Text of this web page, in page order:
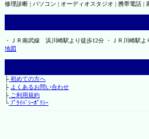
修理診断 | パソコン | オーディオスタジオ | 携帯電話 |
・ＪＲ南武線 浜川崎駅より徒歩12分 ・ＪＲ川崎
地図
├初めての方へ
├ よくあるお問い合わせ
├ご利用規約
└ﾌﾟﾗｲﾊﾞｼｰﾎﾟﾘｼｰ